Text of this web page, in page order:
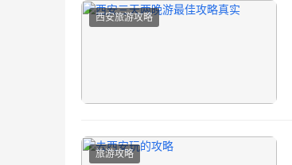
西安旅游攻略
旅游攻略